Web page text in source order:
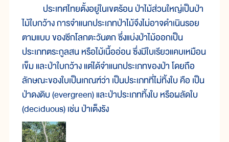
ประเทศไทยตั้งอยู่ในเขตร้อน ป่าไม้ส่วนใหญ่เป็นป่า
ไม้ใบกว้าง การจำแนกประเภทป่าไม้จึงไม่อาจดำเนินรอย
ตามแบบ ของซีกโลกตะวันตก ซึ่งแบ่งป่าไม้ออกเป็น
ประเภทตระกูลสน หรือไม้เนื้ออ่อน ซึ่งมีใบเรียวแคบเหมือน
เข็ม และป่าใบกว้าง แต่ได้จำแนกประเภทของป่า โดยถือ
ลักษณะของใบเป็นเกณฑ์ว่า เป็นประเภทที่ไม่ทิ้งใบ คือ เป็น
ป่าดงดิบ (evergreen) และป่าประเภททิ้งใบ หรือผลัดใบ
(deciduous) เช่น ป่าเต็งรัง